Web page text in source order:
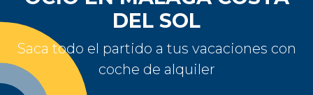
DEL SOL
Saca todo el partido a tus vacaciones con
coche de alquiler